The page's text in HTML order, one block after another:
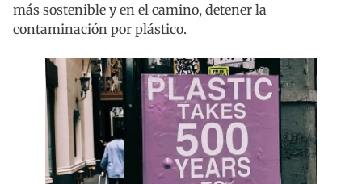
más sostenible y en el camino, detener la
contaminación por plástico.